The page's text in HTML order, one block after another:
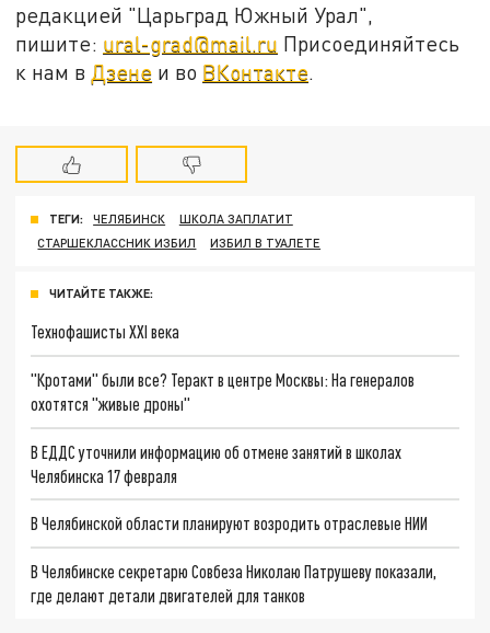
редакцией "Царьград Южный Урал",
пишите: ural-grad@mail.ru Присоединяйтесь
к нам в Дзене и во ВКонтакте.
ТЕГИ: ЧЕЛЯБИНСК
ШКОЛА ЗАПЛАТИТ
СТАРШЕКЛАССНИК ИЗБИЛ
ИЗБИЛ В ТУАЛЕТЕ
ЧИТАЙТЕ ТАКЖЕ:
Технофашисты XXI века
"Кротами" были все? Теракт в центре Москвы: На генералов
охотятся "живые дроны"
В ЕДДС уточнили информацию об отмене занятий в школах
Челябинска 17 февраля
В Челябинской области планируют возродить отраслевые НИИ
В Челябинске секретарю Совбеза Николаю Патрушеву показали,
где делают детали двигателей для танков